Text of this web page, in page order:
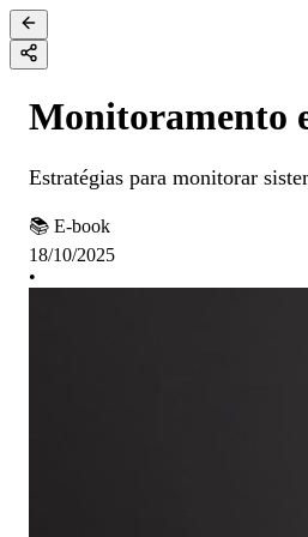
Monitoramento
Estratégias para monitorar
📚 E-book
18/10/2025
•